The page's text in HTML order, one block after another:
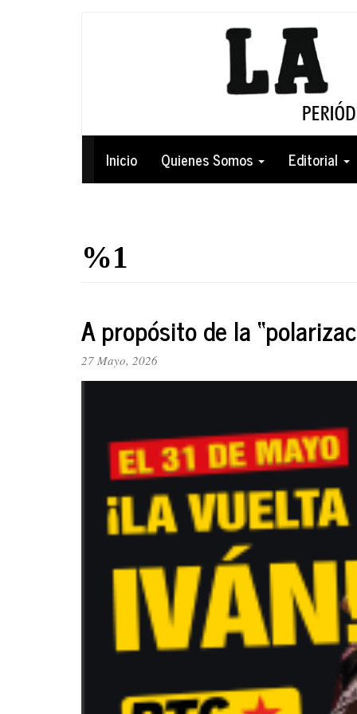
Navegación
principal
Inicio Quienes Somos Editorial
%1
A propósito de la
27 Mayo, 2026